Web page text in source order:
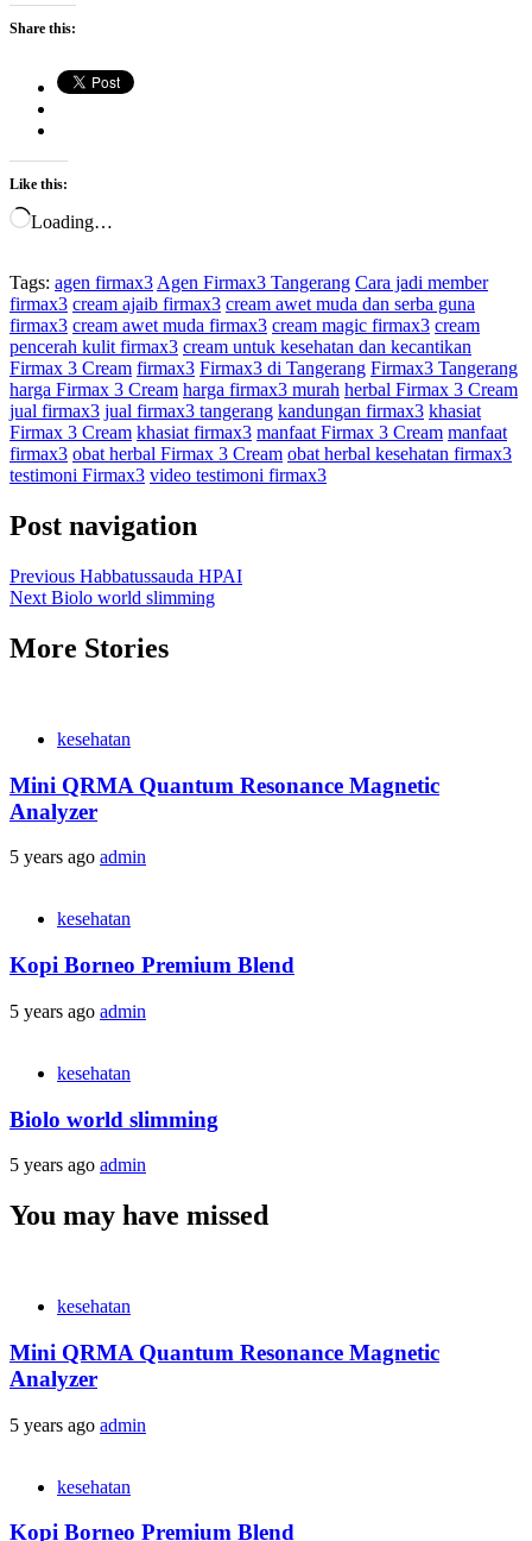
Share this:
Like this:
Loading…
Tags: agen firmax3 Agen Firmax3 Tangerang Cara jadi member
firmax3 cream ajaib firmax3 cream awet muda dan serba guna
firmax3 cream awet muda firmax3 cream magic firmax3 cream
pencerah kulit firmax3 cream untuk kesehatan dan kecantikan
Firmax 3 Cream firmax3 Firmax3 di Tangerang Firmax3 Tangerang
harga Firmax 3 Cream harga firmax3 murah herbal Firmax 3 Cream
jual firmax3 jual firmax3 tangerang kandungan firmax3 khasiat
Firmax 3 Cream khasiat firmax3 manfaat Firmax 3 Cream manfaat
firmax3 obat herbal Firmax 3 Cream obat herbal kesehatan firmax3
testimoni Firmax3 video testimoni firmax3
Post navigation
Previous Habbatussauda HPAI
Next Biolo world slimming
More Stories
kesehatan
Mini QRMA Quantum Resonance Magnetic
Analyzer
5 years ago admin
kesehatan
Kopi Borneo Premium Blend
5 years ago admin
kesehatan
Biolo world slimming
5 years ago admin
You may have missed
kesehatan
Mini QRMA Quantum Resonance Magnetic
Analyzer
5 years ago admin
kesehatan
Kopi Borneo Premium Blend